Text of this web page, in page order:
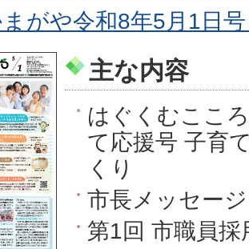
がや令和8年5月1日
主な内容
はぐくむここ
て応援号 子育
くり
市長メッセージ
第1回 市職員採